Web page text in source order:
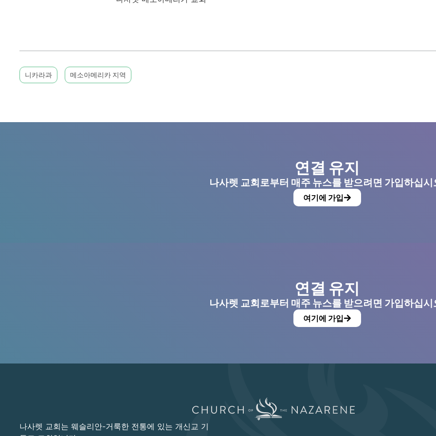
니카라과 메소아메리카 지역
연결 유지
나사렛 교회로부터 매주 뉴스를 받으려면 가입하십시
여기에 가입
연결 유지
나사렛 교회로부터 매주 뉴스를 받으려면 가입하십시
여기에 가입
나사렛 교회는 웨슬리안-거룩한 전통에 있는 개신교 기